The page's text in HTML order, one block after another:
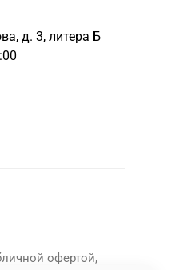
д. 3, литера Б
офертой,